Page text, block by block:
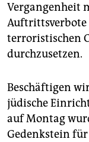
Vergangenheit
Auftrittsverbote
terroristischen
durchzusetzen.
Beschäftigen
jüdische
auf Montag
Gedenkstein